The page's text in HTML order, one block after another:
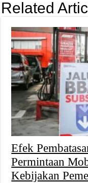
Related
Efek
Permintaan
Kebijakan